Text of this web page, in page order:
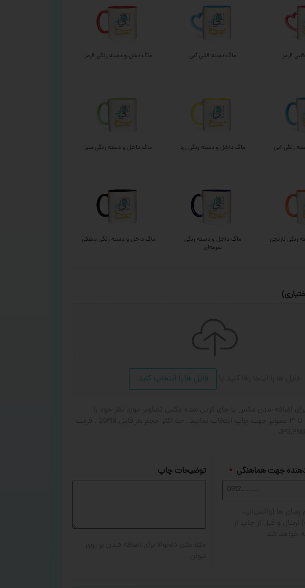
قرمز ماگ دسته قلبی آبی ماگ دخل و دسته رنگی قرمز
رنگی آبی ماگ داخل و دسته رنگی زرد ماگ داخل و دسته رنگی سبز
رنگی نارنجی
ماگ داخل و دسته رنگی
سرمه‌ای
ماگ داخل و دسته رنگی مشکی
فایل ها را انتخاب کنید
جهت هماهنگی * توضیحات چاپ